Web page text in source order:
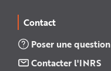
Contact
Poser une question
Contacter l'INRS